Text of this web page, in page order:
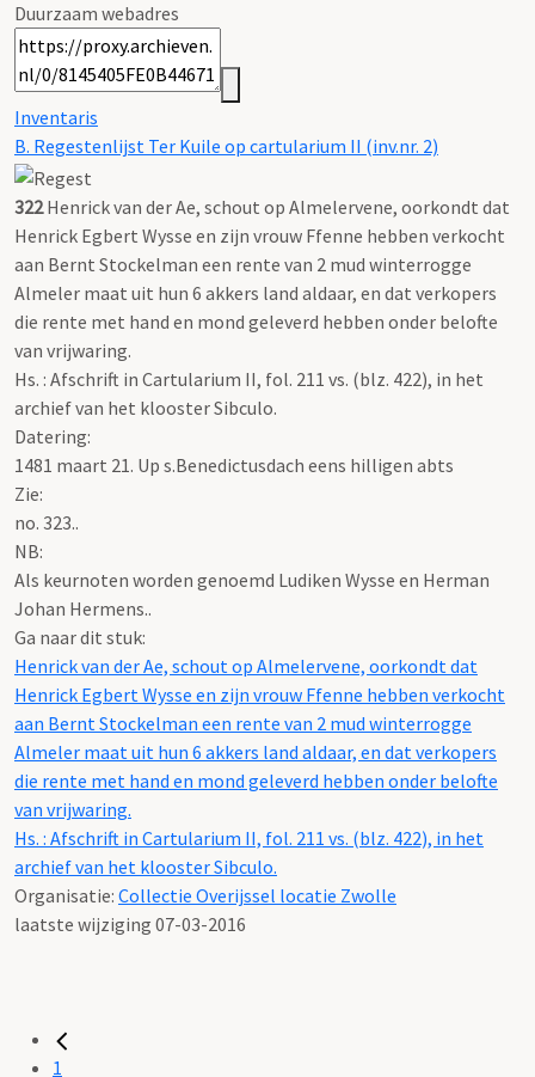
Duurzaam webadres
Inventaris
B. Regestenlijst Ter Kuile op cartularium II (inv.nr. 2)
322Henrick van der Ae, schout op Almelervene, oorkondt dat
Henrick Egbert Wysse en zijn vrouw Ffenne hebben verkocht
aan Bernt Stockelman een rente van 2 mud winterrogge
Almeler maat uit hun 6 akkers land aldaar, en dat verkopers
die rente met hand en mond geleverd hebben onder belofte
van vrijwaring.
Hs. : Afschrift in Cartularium II, fol. 211 vs. (blz. 422), in het
archief van het klooster Sibculo.
Datering:
1481 maart 21. Up s.Benedictusdach eens hilligen abts
Zie:
no. 323..
NB:
Als keurnoten worden genoemd Ludiken Wysse en Herman
Johan Hermens..
Ga naar dit stuk:
Henrick van der Ae, schout op Almelervene, oorkondt dat
Henrick Egbert Wysse en zijn vrouw Ffenne hebben verkocht
aan Bernt Stockelman een rente van 2 mud winterrogge
Almeler maat uit hun 6 akkers land aldaar, en dat verkopers
die rente met hand en mond geleverd hebben onder belofte
van vrijwaring.
Hs. : Afschrift in Cartularium II, fol. 211 vs. (blz. 422), in het
archief van het klooster Sibculo.
Organisatie: Collectie Overijssel locatie Zwolle
laatste wijziging 07-03-2016
1